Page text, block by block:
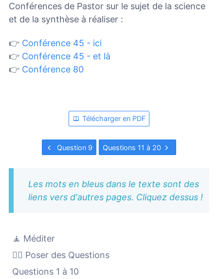
Conférences de Pastor sur le sujet de la science
et de la synthèse à réaliser :
👉 Conférence 45 - ici
👉 Conférence 45 - et là
👉 Conférence 80
Télécharger en PDF
Question 9 Questions 11 à 20
Les mots en bleus dans le texte sont des
liens vers d'autres pages. Cliquez dessus !
🧘 Méditer
🙋‍♀️ Poser des Questions
Questions 1 à 10